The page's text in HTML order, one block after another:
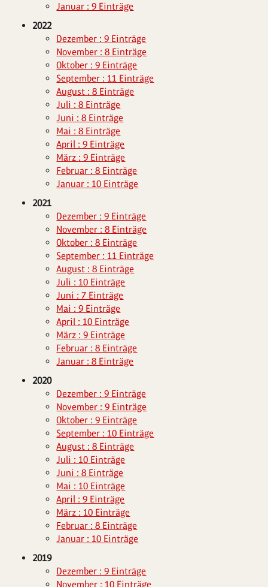
Januar : 9 Einträge
2022
Dezember : 9 Einträge
November : 8 Einträge
Oktober : 9 Einträge
September : 11 Einträge
August : 8 Einträge
Juli : 8 Einträge
Juni : 8 Einträge
Mai : 8 Einträge
April : 9 Einträge
März : 9 Einträge
Februar : 8 Einträge
Januar : 10 Einträge
2021
Dezember : 9 Einträge
November : 8 Einträge
Oktober : 8 Einträge
September : 11 Einträge
August : 8 Einträge
Juli : 10 Einträge
Juni : 7 Einträge
Mai : 9 Einträge
April : 10 Einträge
März : 9 Einträge
Februar : 8 Einträge
Januar : 8 Einträge
2020
Dezember : 9 Einträge
November : 9 Einträge
Oktober : 9 Einträge
September : 10 Einträge
August : 8 Einträge
Juli : 10 Einträge
Juni : 8 Einträge
Mai : 10 Einträge
April : 9 Einträge
März : 10 Einträge
Februar : 8 Einträge
Januar : 10 Einträge
2019
Dezember : 9 Einträge
November : 10 Einträge